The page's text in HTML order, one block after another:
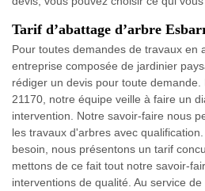
Tarif d’abattage d’arbre
Pour toutes demandes de travaux en
entreprise composée de jardinier
rédiger un devis pour toute
21170, notre équipe veille à faire un
intervention. Notre savoir-faire nous
les travaux d'arbres avec
besoin, nous présentons un tarif
mettons de ce fait tout notre savoir-
interventions de qualité. Au service